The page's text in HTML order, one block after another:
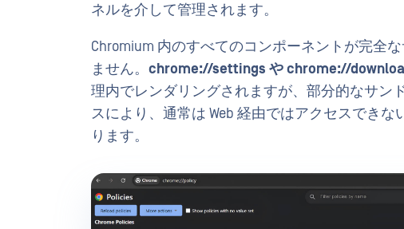
ネルを介して管理されます。
Chromium 内のすべてのコンポーネントが完全
ません。 chrome://settings や chrome://
理内でレンダリングされますが、部分的なサン
スにより、通常は Web 経由ではアクセスでき
ります。